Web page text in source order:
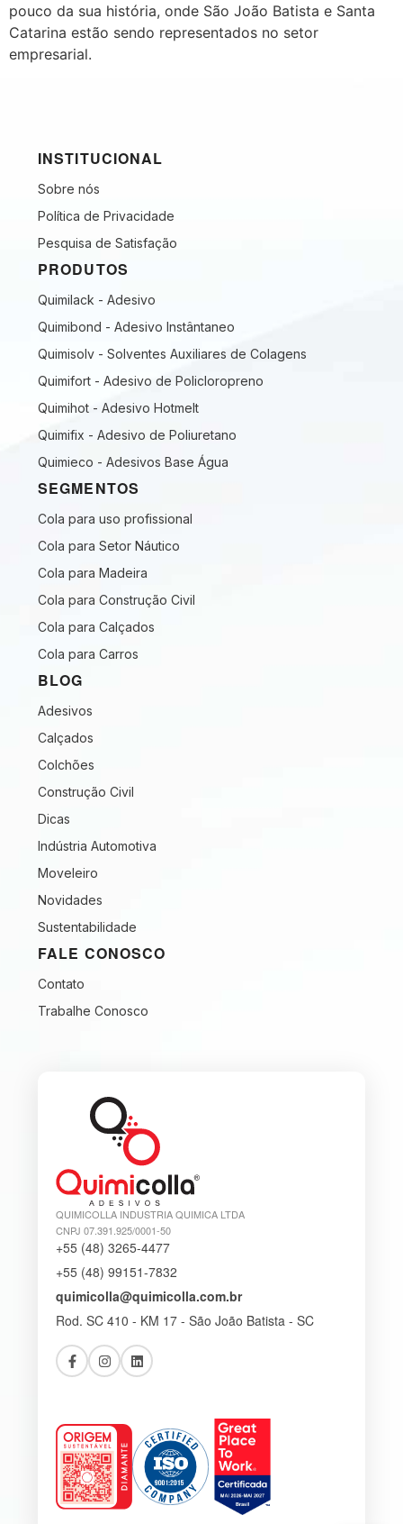
pouco da sua história, onde São João Batista e Santa
Catarina estão sendo representados no setor
empresarial.
INSTITUCIONAL
Sobre nós
Política de Privacidade
Pesquisa de Satisfação
PRODUTOS
Quimilack - Adesivo
Quimibond - Adesivo Instântaneo
Quimisolv - Solventes Auxiliares de Colagens
Quimifort - Adesivo de Policloropreno
Quimihot - Adesivo Hotmelt
Quimifix - Adesivo de Poliuretano
Quimieco - Adesivos Base Água
SEGMENTOS
Cola para uso profissional
Cola para Setor Náutico
Cola para Madeira
Cola para Construção Civil
Cola para Calçados
Cola para Carros
BLOG
Adesivos
Calçados
Colchões
Construção Civil
Dicas
Indústria Automotiva
Moveleiro
Novidades
Sustentabilidade
FALE CONOSCO
Contato
Trabalhe Conosco
QUIMICOLLA INDUSTRIA QUIMICA LTDA
CNPJ 07.391.925/0001-50
+55 (48) 3265-4477
+55 (48) 99151-7832
quimicolla@quimicolla.com.br
Rod. SC 410 - KM 17 - São João Batista - SC